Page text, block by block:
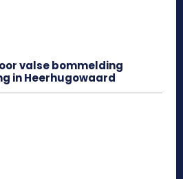
valse bommelding
in Heerhugowaard